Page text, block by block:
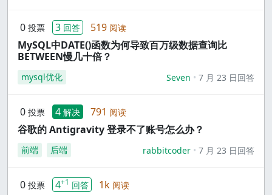
0 投票 3 回答 519 阅读
MySQL中DATE()函数为何导致百万级数据查询比
BETWEEN慢几十倍？
mysql优化 Seven 7 月 23 日回答
0 投票 4 解决 791 阅读
谷歌的 Antigravity 登录不了账号怎么办？
前端 后端 rabbitcoder 7 月 23 日回答
0 投票 4+1 回答 1k 阅读